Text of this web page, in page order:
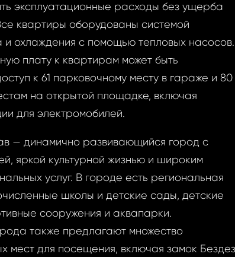
эксплуатационные расходы без ущерба
квартиры оборудованы системой
и охлаждения с помощью тепловых насосов.
плату к квартирам может быть
к 61 парковочному месту в гараже и 80
на открытой площадке, включая
для электромобилей.
— динамично развивающийся город с
яркой культурной жизнью и широким
услуг. В городе есть региональная
школы и детские сады, детские
сооружения и аквапарки.
также предлагают множество
мест для посещения, включая замок